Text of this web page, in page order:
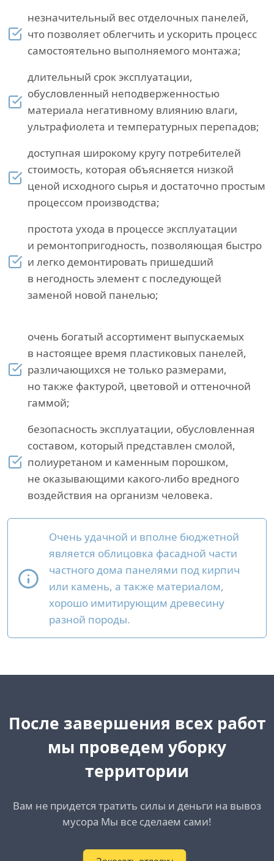
незначительный вес отделочных панелей,
что позволяет облегчить и ускорить процесс
самостоятельно выполняемого монтажа;
длительный срок эксплуатации,
обусловленный неподверженностью
материала негативному влиянию влаги,
ультрафиолета и температурных перепадов;
доступная широкому кругу потребителей
стоимость, которая объясняется низкой
ценой исходного сырья и достаточно простым
процессом производства;
простота ухода в процессе эксплуатации
и ремонтопригодность, позволяющая быстро
и легко демонтировать пришедший
в негодность элемент с последующей
заменой новой панелью;
очень богатый ассортимент выпускаемых
в настоящее время пластиковых панелей,
различающихся не только размерами,
но также фактурой, цветовой и оттеночной
гаммой;
безопасность эксплуатации, обусловленная
составом, который представлен смолой,
полиуретаном и каменным порошком,
не оказывающими какого-либо вредного
воздействия на организм человека.
Очень удачной и вполне бюджетной
является облицовка фасадной части
частного дома панелями под кирпич
или камень, а также материалом,
хорошо имитирующим древесину
разной породы.
После завершения всех работ
мы проведем уборку
территории
Вам не придется тратить силы и деньги на вывоз
мусора Мы все сделаем сами!